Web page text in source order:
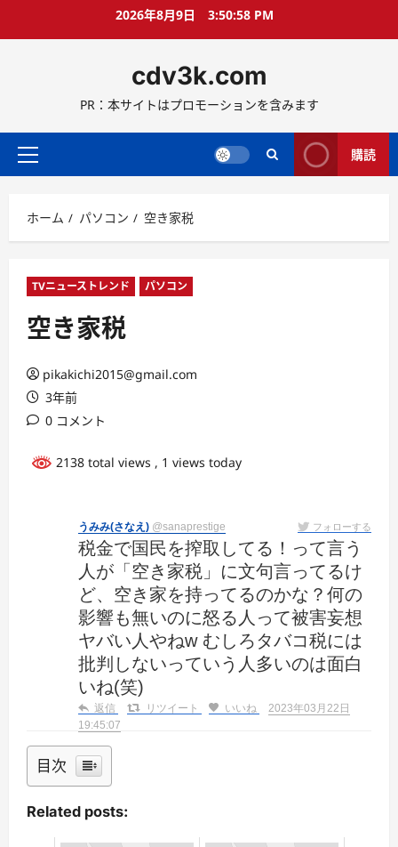
ス
ッ
2026年8月9日 3:50:59 PM
cdv3k.com
PR：本サイトはプロモーションを含みます
メ
メ
ニ
ー
購読
ホーム パソコン 空き家税
TVニューストレンド パソコン
空き家税
pikakichi2015@gmail.com
3年前
0 コメント
2138 total views , 1 views today
うみみ(さなえ) @sanaprestige フォローする
税金で国民を搾取してる！って言う
人が「空き家税」に文句言ってるけ
ど、空き家を持ってるのかな？何の
影響も無いのに怒る人って被害妄想
ヤバい人やねw むしろタバコ税には
批判しないっていう人多いのは面白
いね(笑)
返信 リツイート いいね
2023年03月22日
19:45:07
目次
Related posts: